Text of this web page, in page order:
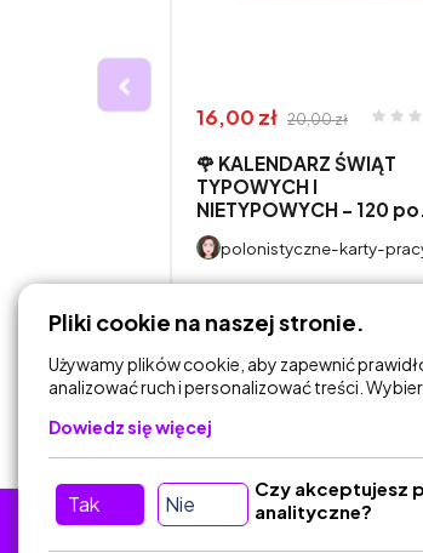
16,00 zł 20,00 zł
🌹 KALENDARZ ŚWIĄT
TYPOWYCH I
NIETYPOWYCH – 120 po…
polonistyczne-karty-
DODAJ DO
KOSZYKA
Pliki cookie na naszej stronie.
Używamy plików cookie, aby zapewnić
analizować ruch i personalizować treści.
Dowiedz się więcej
Tak Nie
Czy akceptujesz
analityczne?